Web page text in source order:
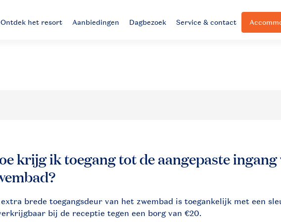
Ontdek het resort Aanbiedingen Dagbezoek Service & contact